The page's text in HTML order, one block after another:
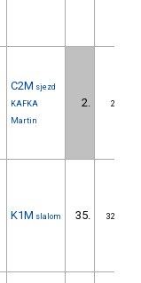
C2M sjezd
KAFKA
Martin
2. 2/ZS
K1M slalom 35. 32/ZS